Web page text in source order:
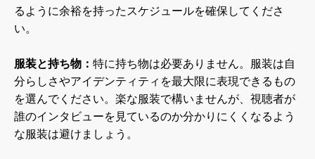
るように余裕を持ったスケジュールを確保してくださ
い。
服装と持ち物： 特に持ち物は必要ありません。服装は自
分らしさやアイデンティティを最大限に表現できるもの
を選んでください。楽な服装で構いませんが、視聴者が
誰のインタビューを見ているのか分かりにくくなるよう
な服装は避けましょう。